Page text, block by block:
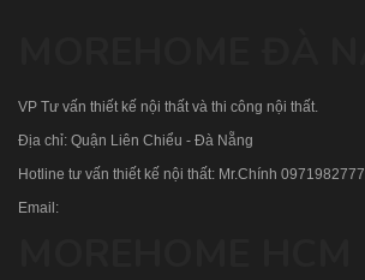
VP Tư vấn thiết kế nội thất và thi công nội thất.
Địa chỉ: Quận Liên Chiểu - Đà Nẵng
Hotline tư vấn thiết kế nội thất: Mr.Chính 0971982777
Email: